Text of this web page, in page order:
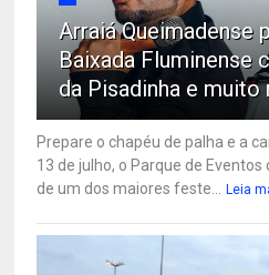
Arraiá Queimadense
Baixada Fluminense
da Pisadinha e muito
Prepare o chapéu de palha e a
13 de julho, o Parque de
de um dos maiores feste... Leia